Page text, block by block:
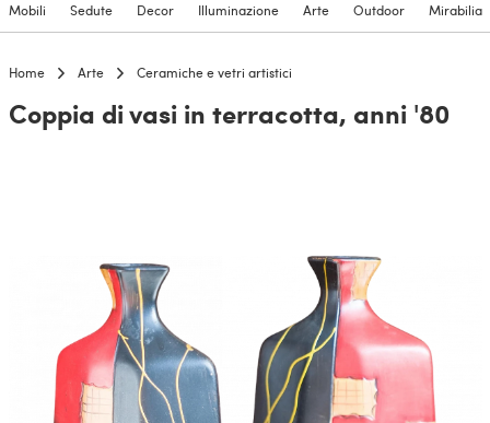
Mobili Sedute Decor Illuminazione Arte Outdoor Mirabilia
Home Arte Ceramiche e vetri artistici
Coppia di vasi in terracotta, anni '80